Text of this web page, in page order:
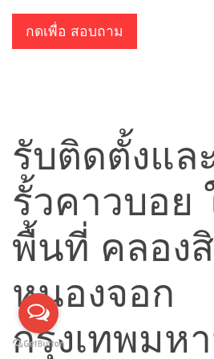
กดเพื่อ สอบถาม
รับติดตั้งแล
รั้วคาวบอย
พื้นที่ คลอง
หนองจอก
กรุงเทพมหา